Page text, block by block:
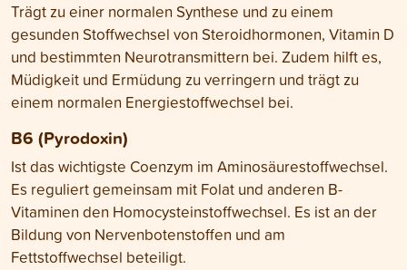
Trägt zu einer normalen Synthese und zu einem
gesunden Stoffwechsel von Steroidhormonen, Vitamin D
und bestimmten Neurotransmittern bei. Zudem hilft es,
Müdigkeit und Ermüdung zu verringern und trägt zu
einem normalen Energiestoffwechsel bei.
B6 (Pyrodoxin)
Ist das wichtigste Coenzym im Aminosäurestoffwechsel.
Es reguliert gemeinsam mit Folat und anderen B-
Vitaminen den Homocysteinstoffwechsel. Es ist an der
Bildung von Nervenbotenstoffen und am
Fettstoffwechsel beteiligt.